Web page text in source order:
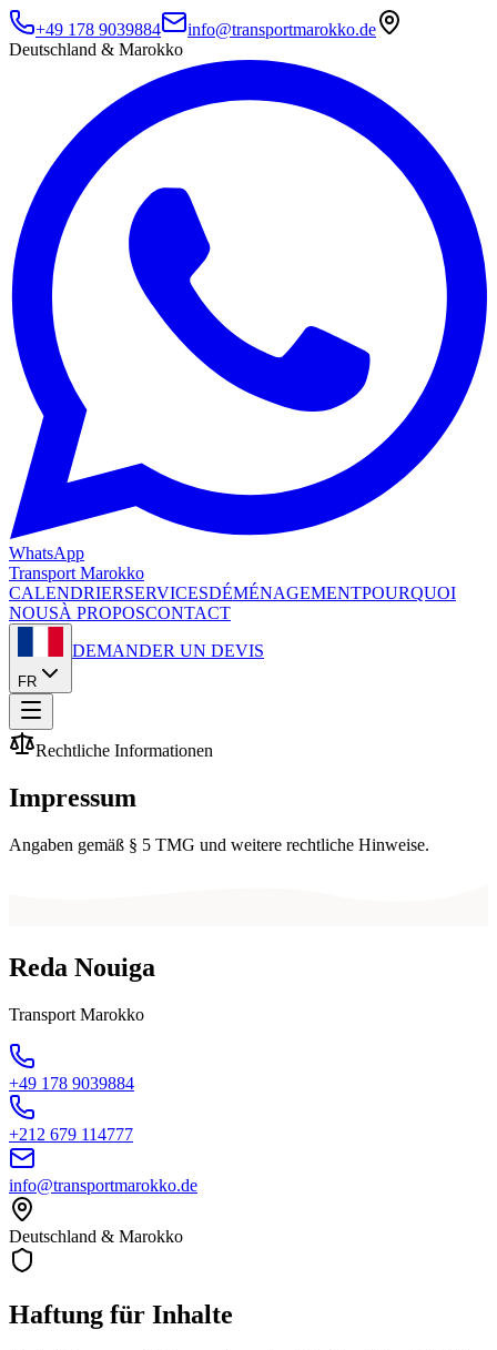
+49 178 9039884
info@transportmarokko.de
Deutschland & Marokko
WhatsApp
Transport Marokko
CALENDRIERSERVICESDÉMÉNAGEMENTPOURQUOI
NOUSÀ PROPOSCONTACT
FR
DEMANDER UN DEVIS
Rechtliche Informationen
Impressum
Angaben gemäß § 5 TMG und weitere rechtliche Hinweise.
Reda Nouiga
Transport Marokko
+49 178 9039884
+212 679 114777
info@transportmarokko.de
Deutschland & Marokko
Haftung für Inhalte